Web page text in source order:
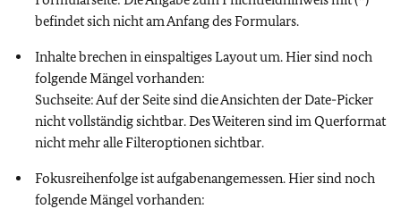
befindet sich nicht am Anfang des Formulars.
Inhalte brechen in einspaltiges Layout um. Hier sind noch
folgende Mängel vorhanden:
Suchseite: Auf der Seite sind die Ansichten der Date-Picker
nicht vollständig sichtbar. Des Weiteren sind im Querformat
nicht mehr alle Filteroptionen sichtbar.
Fokusreihenfolge ist aufgabenangemessen. Hier sind noch
folgende Mängel vorhanden: